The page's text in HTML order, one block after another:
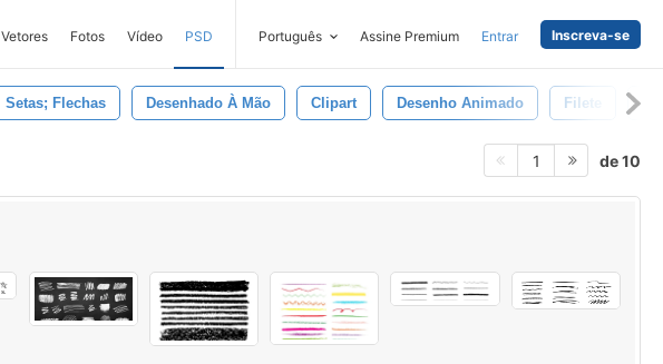
Vetores Fotos Vídeo PSD Português Assine Premium Entrar Inscreva-se
Setas; Flechas Desenhado À Mão Clipart Desenho Animado Filete
1 de 10